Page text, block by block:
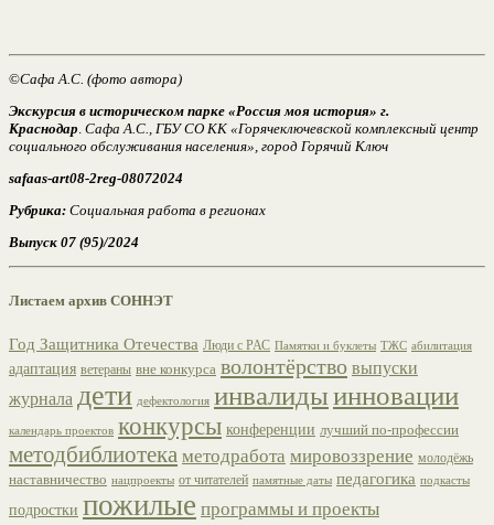
©Сафа А.С. (фото автора)
Экскурсия в историческом парке «Россия моя история» г.
Краснодар Сафа А.С., ГБУ СО КК «Горячеключевской комплексный центр
социального обслуживания населения», город Горячий Ключ
safaas-art08-2reg-08072024
Рубрика: Социальная работа в регионах
Выпуск 07 (95)/2024
Листаем архив СОННЭТ
Год Защитника Отечества Люди с РАС Памятки и буклеты ТЖС абилитация
адаптация ветераны вне конкурса волонтёрство выпуски
журнала дети дефектология инвалидыинновации
календарь проектов конкурсы конференции лучший по-профессии
методбиблиотека методработа мировоззрение молодёжь
наставничество нацпроекты от читателей памятные даты педагогика подкасты
подростки пожилые программы и проекты